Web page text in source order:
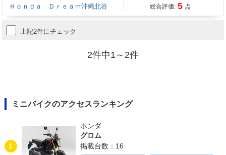
Ｈｏｎｄａ Ｄｒｅａｍ沖縄北谷
総合評価: 5 点
上記2件にチェック
2件中1～2件
ミニバイクのアクセスランキング
1
ホンダ
グロム
掲載台数：16